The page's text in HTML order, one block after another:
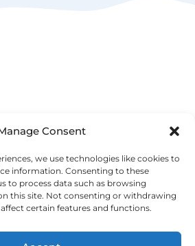
Consent
we use technologies like cookies to
information. Consenting to these
to process data such as browsing
this site. Not consenting or withdrawing
certain features and functions.
НАЧАЛО
УЕБ РАЗРАБОТКА
ХОСТИНГ